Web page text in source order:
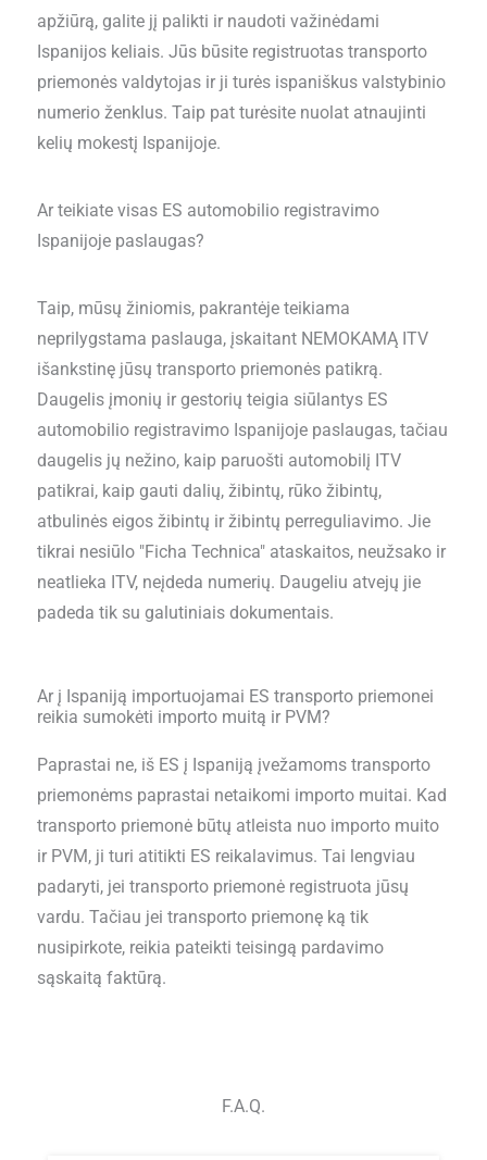
apžiūrą, galite jį palikti ir naudoti važinėdami
Ispanijos keliais. Jūs būsite registruotas transporto
priemonės valdytojas ir ji turės ispaniškus valstybinio
numerio ženklus. Taip pat turėsite nuolat atnaujinti
kelių mokestį Ispanijoje.
Ar teikiate visas ES automobilio registravimo
Ispanijoje paslaugas?
Taip, mūsų žiniomis, pakrantėje teikiama
neprilygstama paslauga, įskaitant NEMOKAMĄ ITV
išankstinę jūsų transporto priemonės patikrą.
Daugelis įmonių ir gestorių teigia siūlantys ES
automobilio registravimo Ispanijoje paslaugas, tačiau
daugelis jų nežino, kaip paruošti automobilį ITV
patikrai, kaip gauti dalių, žibintų, rūko žibintų,
atbulinės eigos žibintų ir žibintų perreguliavimo. Jie
tikrai nesiūlo "Ficha Technica" ataskaitos, neužsako ir
neatlieka ITV, neįdeda numerių. Daugeliu atvejų jie
padeda tik su galutiniais dokumentais.
Ar į Ispaniją importuojamai ES transporto priemonei
reikia sumokėti importo muitą ir PVM?
Paprastai ne, iš ES į Ispaniją įvežamoms transporto
priemonėms paprastai netaikomi importo muitai. Kad
transporto priemonė būtų atleista nuo importo muito
ir PVM, ji turi atitikti ES reikalavimus. Tai lengviau
padaryti, jei transporto priemonė registruota jūsų
vardu. Tačiau jei transporto priemonę ką tik
nusipirkote, reikia pateikti teisingą pardavimo
sąskaitą faktūrą.
F.A.Q.